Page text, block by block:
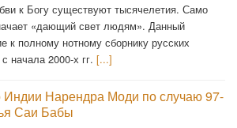
к Богу существуют тысячелетия. Само
«дающий свет людям». Данный
к полному нотному сборнику русских
начала 2000-х гг. [...]
Нарендра Моди по случаю 97-
Саи Бабы